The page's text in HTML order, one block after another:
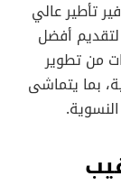
تأطير عالي
أفضل
من تطوير
بما يتماشى